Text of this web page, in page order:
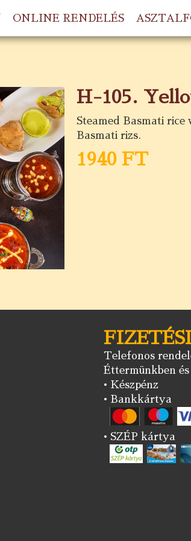
ONLINE RENDELÉS
H-105.
Steamed Basmati
Basmati rizs.
1940 FT
Telefonos
Éttermünkben
• Készpénz
• Bankkártya
• SZÉP kártya